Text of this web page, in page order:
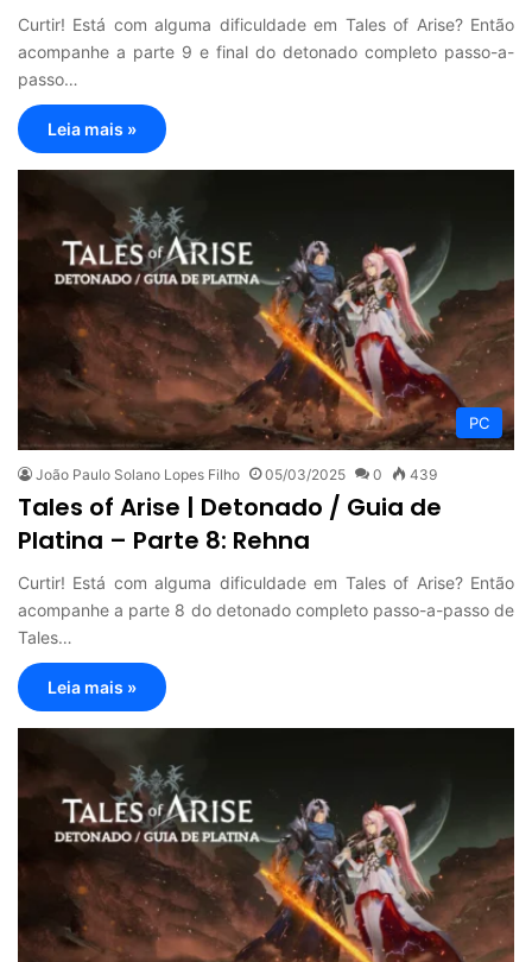
Curtir! Está com alguma dificuldade em Tales of Arise? Então
acompanhe a parte 9 e final do detonado completo passo-a-
passo…
Leia mais »
PC
João Paulo Solano Lopes Filho 05/03/2025 0 439
Tales of Arise | Detonado / Guia de
Platina – Parte 8: Rehna
Curtir! Está com alguma dificuldade em Tales of Arise? Então
acompanhe a parte 8 do detonado completo passo-a-passo de
Tales…
Leia mais »